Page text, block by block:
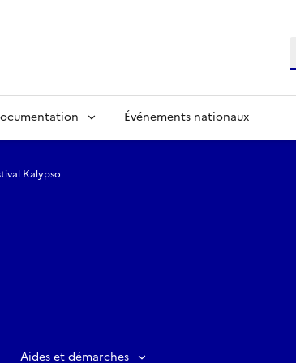
Événements nationaux
Kalypso
Aides et démarches